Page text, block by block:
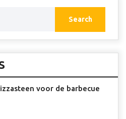
voor de barbecue